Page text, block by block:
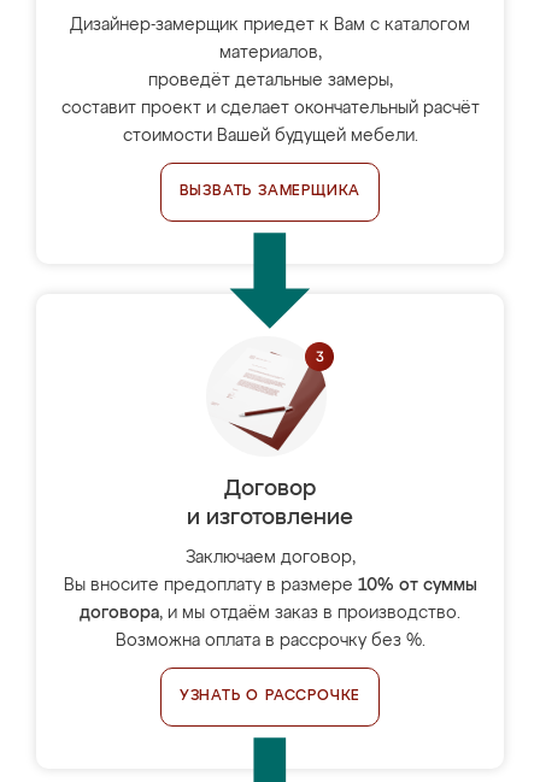
Дизайнер-замерщик приедет к Вам с каталогом
материалов,
проведёт детальные замеры,
составит проект и сделает окончательный расчёт
стоимости Вашей будущей мебели.
ВЫЗВАТЬ ЗАМЕРЩИКА
Договор
и изготовление
Заключаем договор,
Вы вносите предоплату в размере 10% от суммы
договора, и мы отдаём заказ в производство.
Возможна оплата в рассрочку без %.
УЗНАТЬ О РАССРОЧКЕ